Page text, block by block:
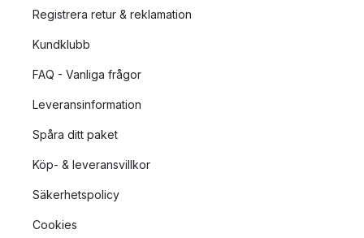
du en fulländad matplats!
Registrera retur & reklamation
Kundklubb
FAQ - Vanliga frågor
Leveransinformation
Spåra ditt paket
Köp- & leveransvillkor
Säkerhetspolicy
Cookies